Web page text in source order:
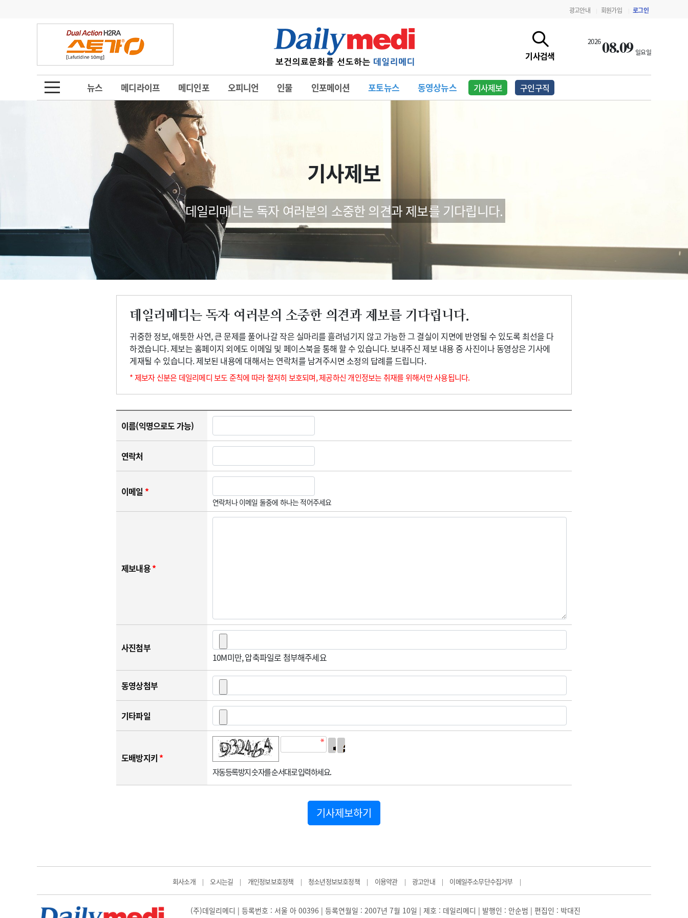
광고안내 회원가입 로그인
기사검색
202608.09 일요일
뉴스 메디라이프 메디인포 오피니언 인물 인포메이션 포토뉴스 동영상뉴스 기사제보 구인구직
금주의 검색어
1
의사인력 수급 추계
2
성분명 처방
3
AI의료
4
전공의 모집 결과
의사국시 합격률
6
관리급여 실시
의과대학 입시
10 약가인하
메디인포 사고
오피니언 칼럼 수첩
인물 초대석 피플
포토뉴스
지역병원 중소병원
행정처분 판례
학회·연수강좌 학회/연수강좌 행사
법적고지
기사제보
데일리메디는 독자 여러분의 소중한 의견과 제보를 기다립니다.
데일리메디는 독자 여러분의 소중한 의견과 제보를 기다립니다.
귀중한 정보, 애틋한 사연, 큰 문제를 풀어나갈 작은 실마리를 흘려넘기지 않고 가능한 그 결실이 지면에 반영될 수 있도록 최선을 다
하겠습니다. 제보는 홈페이지 외에도 이메일 및 페이스북을 통해 할 수 있습니다. 보내주신 제보 내용 중 사진이나 동영상은 기사에
게재될 수 있습니다. 제보된 내용에 대해서는 연락처를 남겨주시면 소정의 답례를 드립니다.
* 제보자 신분은 데일리메디 보도 준칙에 따라 철저히 보호되며, 제공하신 개인정보는 취재를 위해서만 사용됩니다.
이름(익명으로도 가능)
연락처
이메일 *
연락처나 이메일 둘중에 하나는 적어주세요
제보내용*
사진첨부
10M미만, 압축파일로 첨부해주세요
동영상첨부
기타파일
도배방지키 *
자동등록방지 숫자를 순서대로 입력하세요.
기사제보하기
회사소개 | 오시는길 | 개인정보보호정책 | 청소년정보보호정책 | 이용약관 | 광고안내 | 이메일주소무단수집거부 |
(주)데일리메디 | 등록번호 : 서울 아 00396 | 등록연월일 : 2007년 7월 10일 | 제호 : 데일리메디 | 발행인 : 안순범 | 편집인 : 박대진